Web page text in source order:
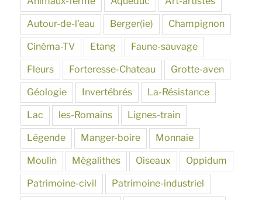
Autour-de-l'eau Berger(ie) Champignon
Cinéma-TV Etang Faune-sauvage
Fleurs Forteresse-Chateau Grotte-aven
Géologie Invertébrés La-Résistance
Lac les-Romains Lignes-train
Légende Manger-boire Monnaie
Moulin Mégalithes Oiseaux Oppidum
Patrimoine-civil Patrimoine-industriel